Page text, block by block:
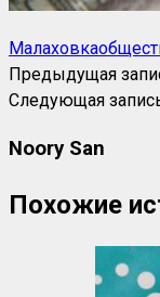
Малаховка
Предыдущая
Следующая
Noory San
Похожие